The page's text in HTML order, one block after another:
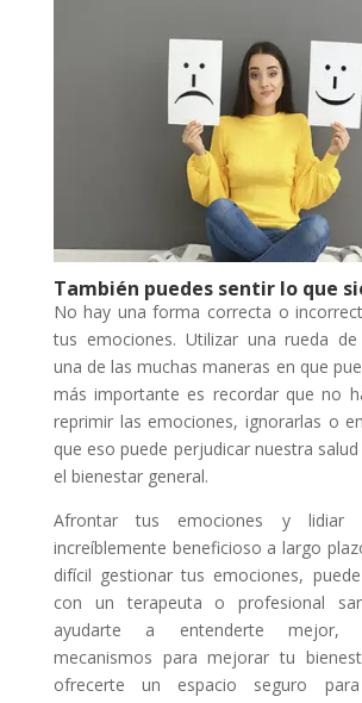
También puedes sentir lo que
No hay una forma correcta o
tus emociones. Utilizar una rueda
una de las muchas maneras en que
más importante es recordar que no
reprimir las emociones, ignorarlas o
que eso puede perjudicar nuestra
el bienestar general.
Afrontar tus emociones y lidiar
increíblemente beneficioso a largo
difícil gestionar tus emociones,
con un terapeuta o profesional
ayudarte a entenderte mejor,
mecanismos para mejorar tu
ofrecerte un espacio seguro